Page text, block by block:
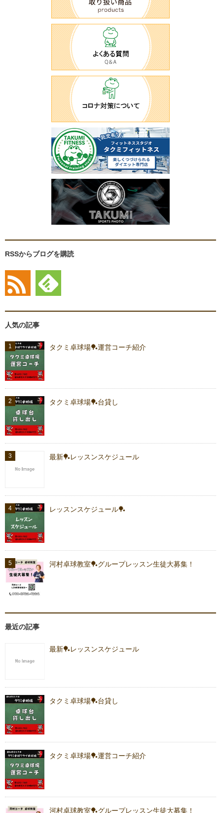
RSSからブログを購読
人気の記事
タクミ卓球場🏓運営コーチ紹介
タクミ卓球場🏓台貸し
最新🏓レッスンスケジュール
レッスンスケジュール🏓
河村卓球教室🏓グループレッスン生徒大募集！
最近の記事
最新🏓レッスンスケジュール
タクミ卓球場🏓台貸し
タクミ卓球場🏓運営コーチ紹介
河村卓球教室🏓グループレッスン生徒大募集！